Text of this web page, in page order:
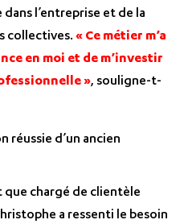
l’entreprise et de la
collectives. « Ce métier m’a
en moi et de m’investir
», souligne-t-
réussie d’un ancien
que chargé de clientèle
a ressenti le besoin